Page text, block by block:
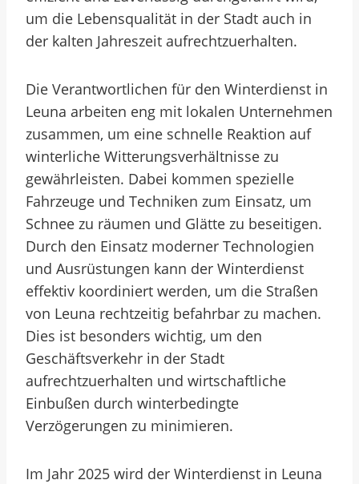
um die Lebensqualität in der Stadt auch in
der kalten Jahreszeit aufrechtzuerhalten.
Die Verantwortlichen für den Winterdienst in
Leuna arbeiten eng mit lokalen Unternehmen
zusammen, um eine schnelle Reaktion auf
winterliche Witterungsverhältnisse zu
gewährleisten. Dabei kommen spezielle
Fahrzeuge und Techniken zum Einsatz, um
Schnee zu räumen und Glätte zu beseitigen.
Durch den Einsatz moderner Technologien
und Ausrüstungen kann der Winterdienst
effektiv koordiniert werden, um die Straßen
von Leuna rechtzeitig befahrbar zu machen.
Dies ist besonders wichtig, um den
Geschäftsverkehr in der Stadt
aufrechtzuerhalten und wirtschaftliche
Einbußen durch winterbedingte
Verzögerungen zu minimieren.
Im Jahr 2025 wird der Winterdienst in Leuna